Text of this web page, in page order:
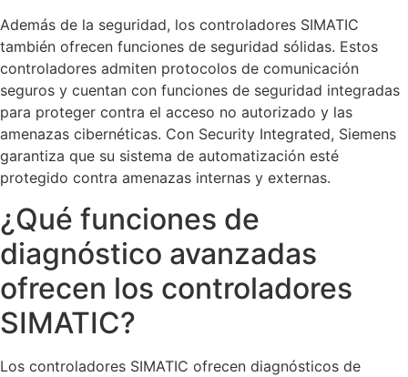
Además de la seguridad, los controladores SIMATIC
también ofrecen funciones de seguridad sólidas. Estos
controladores admiten protocolos de comunicación
seguros y cuentan con funciones de seguridad integradas
para proteger contra el acceso no autorizado y las
amenazas cibernéticas. Con Security Integrated, Siemens
garantiza que su sistema de automatización esté
protegido contra amenazas internas y externas.
¿Qué funciones de
diagnóstico avanzadas
ofrecen los controladores
SIMATIC?
Los controladores SIMATIC ofrecen diagnósticos de